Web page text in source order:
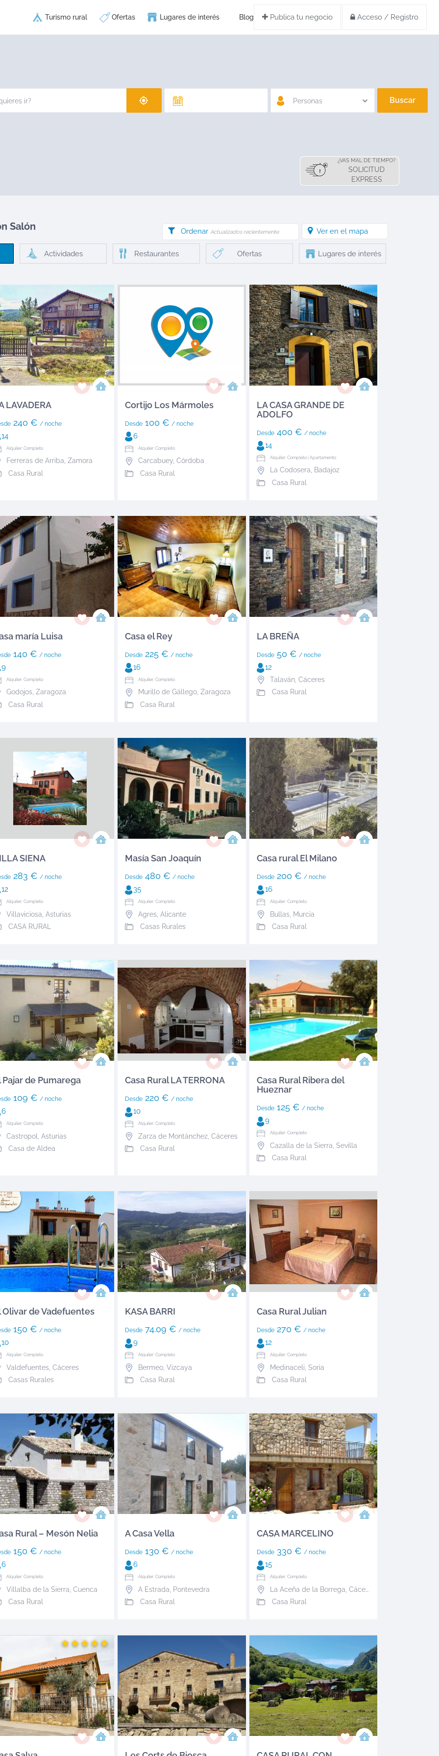
Publica tu negocio Acceso / Registro
Turismo rural Ofertas Lugares de interés Blog
Personas Buscar
¿VAS MAL DE TIEMPO?
SOLICITUD
EXPRESS
Salón Ordenar Actualizados recientemente Ver en el mapa
Actividades Restaurantes Ofertas Lugares de interés
LAVADERA
240 € / noche
14
Alquiler: Completo
Ferreras de Arriba, Zamora
Casa Rural
Cortijo Los Mármoles
Desde100 € / noche
6
Alquiler: Completo
Carcabuey, Córdoba
Casa Rural
LA CASA GRANDE DE
ADOLFO
Desde400 € / noche
14
Alquiler: Completo | Apartamento
La Codosera, Badajoz
Casa Rural
maría Luisa
140 € / noche
9
Alquiler: Completo
Godojos, Zaragoza
Casa Rural
Casa el Rey
Desde225 € / noche
16
Alquiler: Completo
Murillo de Gállego, Zaragoza
Casa Rural
LA BREÑA
Desde50 € / noche
12
Talaván Cáceres
Casa Rural
SIENA
283 € / noche
12
Alquiler: Completo
Villaviciosa Asturias
CASA RURAL
Masía San Joaquín
Desde480 € / noche
35
Alquiler: Completo
Agres, Alicante
Casas Rurales
Casa rural El Milano
Desde200 € / noche
16
Alquiler: Completo
Bullas, Murcia
Casa Rural
Pajar de Pumarega
109 € / noche
6
Alquiler: Completo
Castropol Asturias
Casa de Aldea
Casa Rural LA TERRONA
Desde220 € / noche
10
Alquiler: Completo
Zarza de Montánchez, Cáceres
Casa Rural
Casa Rural Ribera del
Hueznar
Desde125 € / noche
9
Alquiler: Completo
Cazalla de la Sierra Sevilla
Casa Rural
Olivar de Vadefuentes
150 € / noche
10
Alquiler: Completo
Valdefuentes Cáceres
Casas Rurales
KASA BARRI
Desde74.09 € / noche
9
Alquiler: Completo
Bermeo, Vizcaya
Casa Rural
Casa Rural Julian
Desde270 € / noche
12
Alquiler: Completo
Medinaceli Soria
Casa Rural
Rural – Mesón Nelia
150 € / noche
6
Alquiler: Completo
Villalba de la Sierra Cuenca
Casa Rural
A Casa Vella
Desde130 € / noche
6
Alquiler: Completo
A Estrada
Pontevedra
Casa Rural
CASA MARCELINO
Desde330 € / noche
15
Alquiler: Completo
La Aceña de la Borrega Cáceres
Casa Rural